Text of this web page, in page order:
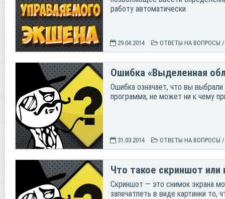
работу автоматически
29.04.2014 ОТВЕТЫ НА ВОПРОСЫ
Ошибка «Выделенная
Ошибка означает, что вы
программа, не может ни к чему
31.03.2014 ОТВЕТЫ НА ВОПРОСЫ
Что такое скриншот или
Скриншот — это снимок экрана
запечатлеть в виде картинки то,